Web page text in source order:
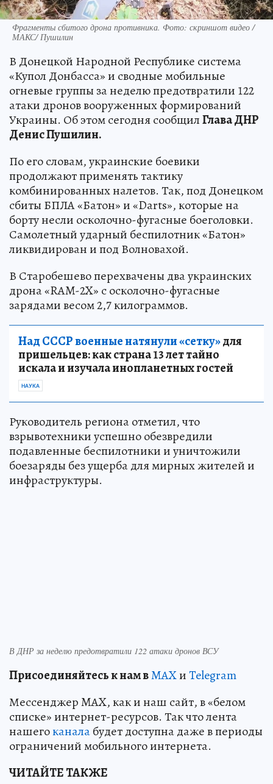
Фрагменты сбитого дрона противника. Фото: скриншот видео /
МАКС/ Пушилин
В Донецкой Народной Республике система
«Купол Донбасса» и сводные мобильные
огневые группы за неделю предотвратили 122
атаки дронов вооруженных формирований
Украины. Об этом сегодня сообщилГлава ДНР
Денис Пушилин.
По его словам, украинские боевики
продолжают применять тактику
комбинированных налетов. Так, под Донецком
сбиты БПЛА «Батон» и «Darts», которые на
борту несли осколочно-фугасные боеголовки.
Самолетный ударный беспилотник «Батон»
ликвидирован и под Волновахой.
В Старобешево перехвачены два украинских
дрона «RAM-2X» с осколочно-фугасные
зарядами весом 2,7 килограммов.
Над СССР военные натянули «сетку»для
пришельцев: как страна 13 лет тайно
искала и изучала инопланетных гостей
НАУКА
Руководитель региона отметил, что
взрывотехники успешно обезвредили
подавленные беспилотники и уничтожили
боезаряды без ущерба для мирных жителей и
инфраструктуры.
В ДНР за неделю предотвратили 122 атаки дронов ВСУ
Присоединяйтесь к нам вMAXиTelegram
Мессенджер MAX, как и наш сайт, в «белом
списке» интернет-ресурсов. Так что лента
нашегоканалабудет доступна даже в периоды
ограничений мобильного интернета.
ЧИТАЙТЕ ТАКЖЕ